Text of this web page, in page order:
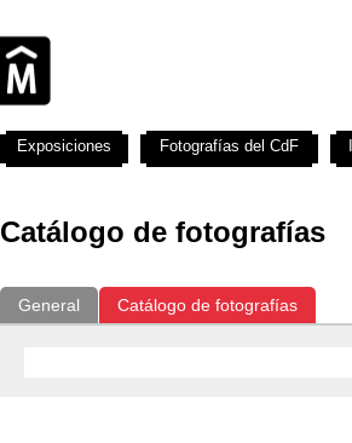
Catálogo de fotografías
General Catálogo de fotografías
Exposiciones Fotografías del CdF